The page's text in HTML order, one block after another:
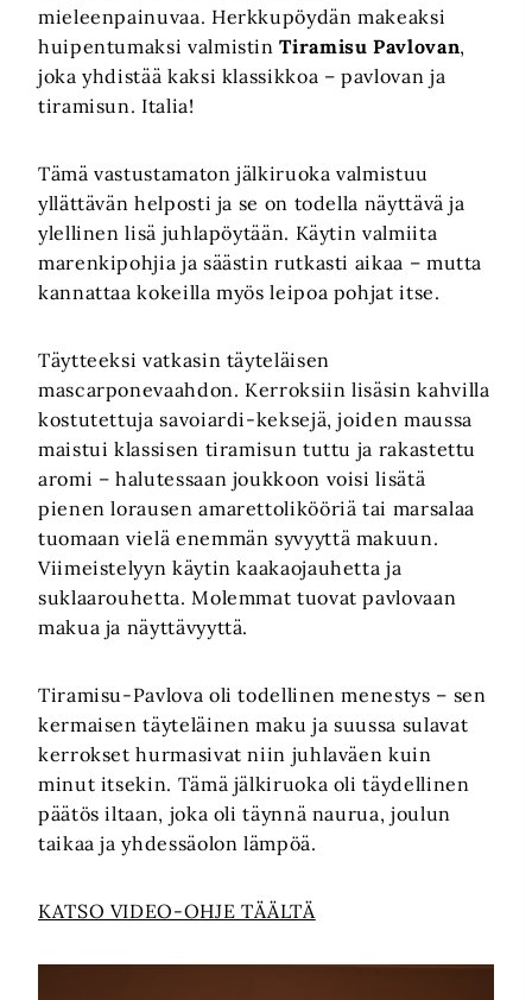
mieleenpainuvaa. Herkkupöydän makeaksi
huipentumaksi valmistinTiramisu Pavlovan,
joka yhdistää kaksi klassikkoa – pavlovan ja
tiramisun. Italia!
Tämä vastustamaton jälkiruoka valmistuu
yllättävän helposti ja se on todella näyttävä ja
ylellinen lisä juhlapöytään. Käytin valmiita
marenkipohjia ja säästin rutkasti aikaa – mutta
kannattaa kokeilla myös leipoa pohjat itse.
Täytteeksi vatkasin täyteläisen
mascarponevaahdon. Kerroksiin lisäsin kahvilla
kostutettuja savoiardi-keksejä, joiden maussa
maistui klassisen tiramisun tuttu ja rakastettu
aromi – halutessaan joukkoon voisi lisätä
pienen lorausen amarettolikööriä tai marsalaa
tuomaan vielä enemmän syvyyttä makuun.
Viimeistelyyn käytin kaakaojauhetta ja
suklaarouhetta. Molemmat tuovat pavlovaan
makua ja näyttävyyttä.
Tiramisu-Pavlova oli todellinen menestys – sen
kermaisen täyteläinen maku ja suussa sulavat
kerrokset hurmasivat niin juhlaväen kuin
minut itsekin. Tämä jälkiruoka oli täydellinen
päätös iltaan, joka oli täynnä naurua, joulun
taikaa ja yhdessäolon lämpöä.
KATSO VIDEO-OHJE TÄÄLTÄ